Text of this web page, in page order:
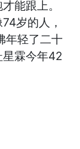
能跟上。
岁的人，
年轻了二十
星霖今年42